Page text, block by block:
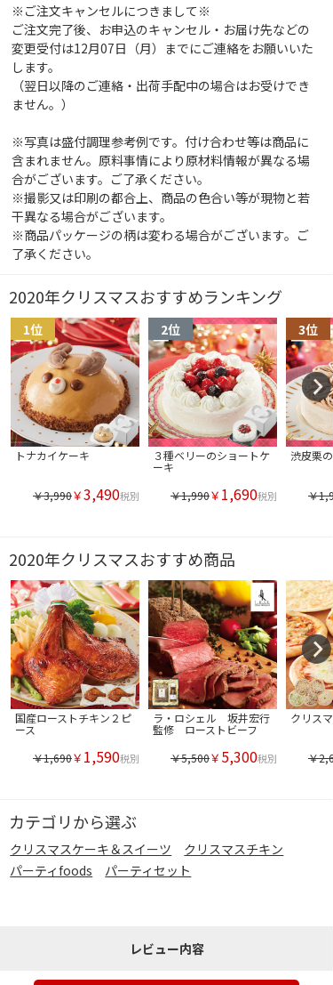
※ご注文キャンセルにつきまして※
ご注文完了後、お申込のキャンセル・お届け先などの
変更受付は12月07日（月）までにご連絡をお願いいた
します。
（翌日以降のご連絡・出荷手配中の場合はお受けでき
ません。）
※写真は盛付調理参考例です。付け合わせ等は商品に
含まれません。原料事情により原材料情報が異なる場
合がございます。ご了承ください。
※撮影又は印刷の都合上、商品の色合い等が現物と若
干異なる場合がございます。
※商品パッケージの柄は変わる場合がございます。ご
了承ください。
2020年クリスマスおすすめランキング
トナカイケーキ
￥3,990￥3,490税別
３種ベリーのショートケ
ーキ
￥1,990￥ 1,690税別
渋皮栗
￥
2020年クリスマスおすすめ商品
国産ローストチキン２ピ
ース
￥1,690￥ 1,590税別
ラ・ロシェル 坂井宏行
監修 ローストビーフ
￥5,500￥ 5,300税別
クリス
￥
カテゴリから選ぶ
クリスマスケーキ＆スイーツ
クリスマスチキン
パーティfoods
パーティセット
レビュー内容